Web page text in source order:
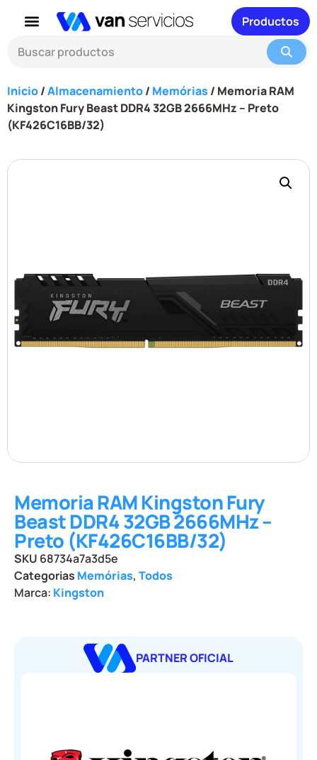
Productos
Inicio/Almacenamiento/ Memórias / Memoria RAM
Kingston Fury Beast DDR4 32GB 2666MHz – Preto
(KF426C16BB/32)
Memoria RAM Kingston Fury
Beast DDR4 32GB 2666MHz –
Preto (KF426C16BB/32)
SKU 68734a7a3d5e
Categorias Memórias, Todos
Marca: Kingston
PARTNER OFICIAL